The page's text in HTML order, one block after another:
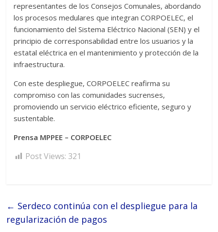
representantes de los Consejos Comunales, abordando
los procesos medulares que integran CORPOELEC, el
funcionamiento del Sistema Eléctrico Nacional (SEN) y el
principio de corresponsabilidad entre los usuarios y la
estatal eléctrica en el mantenimiento y protección de la
infraestructura.
Con este despliegue, CORPOELEC reafirma su
compromiso con las comunidades sucrenses,
promoviendo un servicio eléctrico eficiente, seguro y
sustentable.
Prensa MPPEE – CORPOELEC
Post Views: 321
← Serdeco continúa con el despliegue para la
regularización de pagos